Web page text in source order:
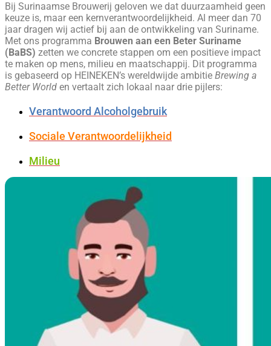
Bij Surinaamse Brouwerij geloven we dat duurzaamheid geen
keuze is, maar een kernverantwoordelijkheid. Al meer dan 70
jaar dragen wij actief bij aan de ontwikkeling van Suriname.
Met ons programma Brouwen aan een Beter Suriname
(BaBS) zetten we concrete stappen om een positieve impact
te maken op mens, milieu en maatschappij. Dit programma
is gebaseerd op HEINEKEN’s wereldwijde ambitie Brewing a
Better World en vertaalt zich lokaal naar drie pijlers:
Verantwoord Alcoholgebruik
Sociale Verantwoordelijkheid
Milieu